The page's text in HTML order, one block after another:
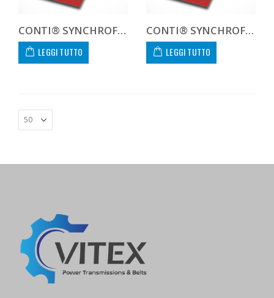
CONTI® SYNCHROFLEX GEN III AT10 1720 100 GEN 3
LEGGI TUTTO
CONTI® SYNCHROFLEX GEN III AT10 1720 200 GEN 3 CUSTOM
LEGGI TUTTO